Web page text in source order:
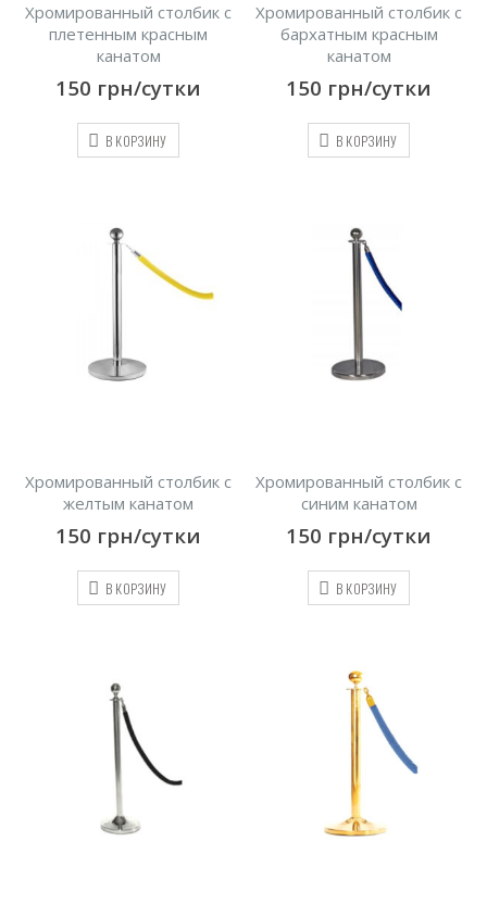
Хромированный столбик с
плетенным красным
канатом
150 грн/сутки
В КОРЗИНУ
Хромированный столбик с
бархатным красным
канатом
150 грн/сутки
В КОРЗИНУ
Хромированный столбик с
желтым канатом
150 грн/сутки
В КОРЗИНУ
Хромированный столбик с
синим канатом
150 грн/сутки
В КОРЗИНУ